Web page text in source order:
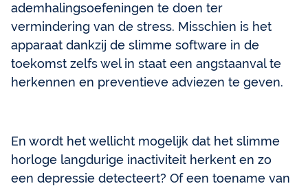
ademhalingsoefeningen te doen ter
vermindering van de stress. Misschien is het
apparaat dankzij de slimme software in de
toekomst zelfs wel in staat een angstaanval te
herkennen en preventieve adviezen te geven.
En wordt het wellicht mogelijk dat het slimme
horloge langdurige inactiviteit herkent en zo
een depressie detecteert? Of een toename van